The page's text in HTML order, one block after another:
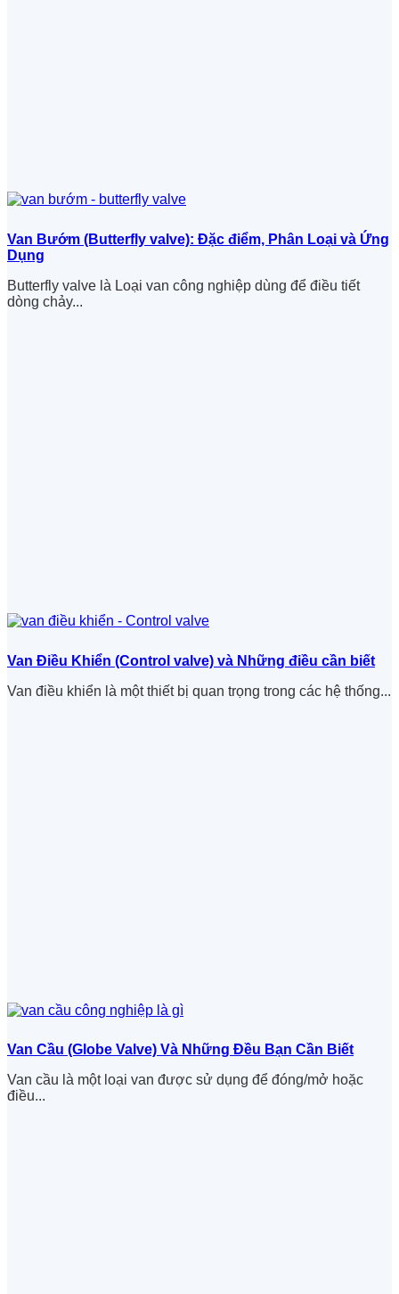
Van Bướm (Butterfly valve): Đặc điểm, Phân Loại và Ứng
Dụng
Butterfly valve là Loại van công nghiệp dùng để điều tiết
dòng chảy...
Van Điều Khiển (Control valve) và Những điều cần biết
Van điều khiển là một thiết bị quan trọng trong các hệ thống...
Van Cầu (Globe Valve) Và Những Đều Bạn Cần Biết
Van cầu là một loại van được sử dụng để đóng/mở hoặc
điều...